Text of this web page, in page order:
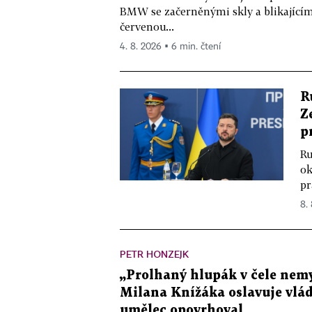
BMW se začerněnými skly a
červenou...
4. 8. 2026 ▪ 6 min. čtení
8.
PETR HONZEJK
„Prolhaný hlupák v čele
Milana Knížáka oslavuje